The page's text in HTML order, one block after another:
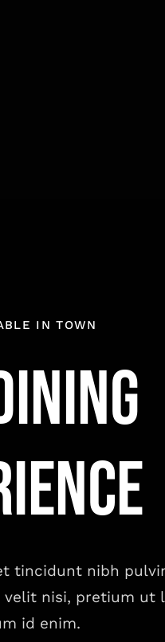
IN TOWN
tincidunt nibh
nisi, pretium ut
id enim.